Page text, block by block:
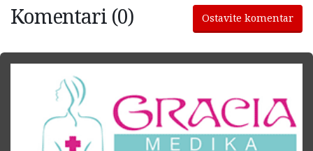
Komentari (0) Ostavite komentar